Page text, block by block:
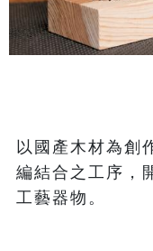
以國產木材為創
編結合之工序，
工藝器物。